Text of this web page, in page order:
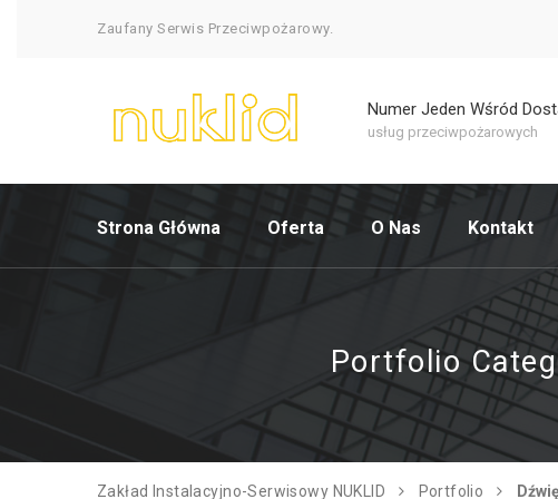
Zaufany Serwis Przeciwpożarowy.
Numer Jeden Wśród
usług przeciwpożarowych
Strona Główna Oferta O Nas Kontakt
Portfolio
Zakład Instalacyjno-Serwisowy NUKLID Portfolio